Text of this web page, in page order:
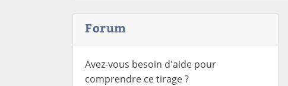
Forum
Avez-vous besoin d'aide pour
comprendre ce tirage ?